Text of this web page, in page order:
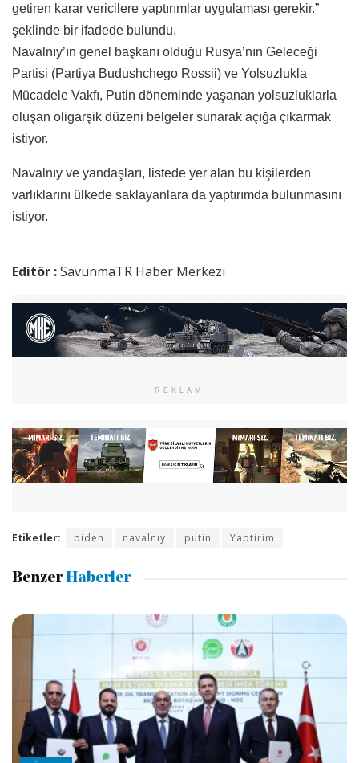
getiren karar vericilere yaptırımlar uygulaması gerekir.”
şeklinde bir ifadede bulundu.
Navalnıy’ın genel başkanı olduğu Rusya’nın Geleceği
Partisi (Partiya Budushchego Rossii) ve Yolsuzlukla
Mücadele Vakfı, Putin döneminde yaşanan yolsuzluklarla
oluşan oligarşik düzeni belgeler sunarak açığa çıkarmak
istiyor.
Navalnıy ve yandaşları, listede yer alan bu kişilerden
varlıklarını ülkede saklayanlara da yaptırımda bulunmasını
istiyor.
Editör :SavunmaTR Haber Merkezi
REKLAM
Etiketler: biden navalnıy putin Yaptirim
Benzer Haberler